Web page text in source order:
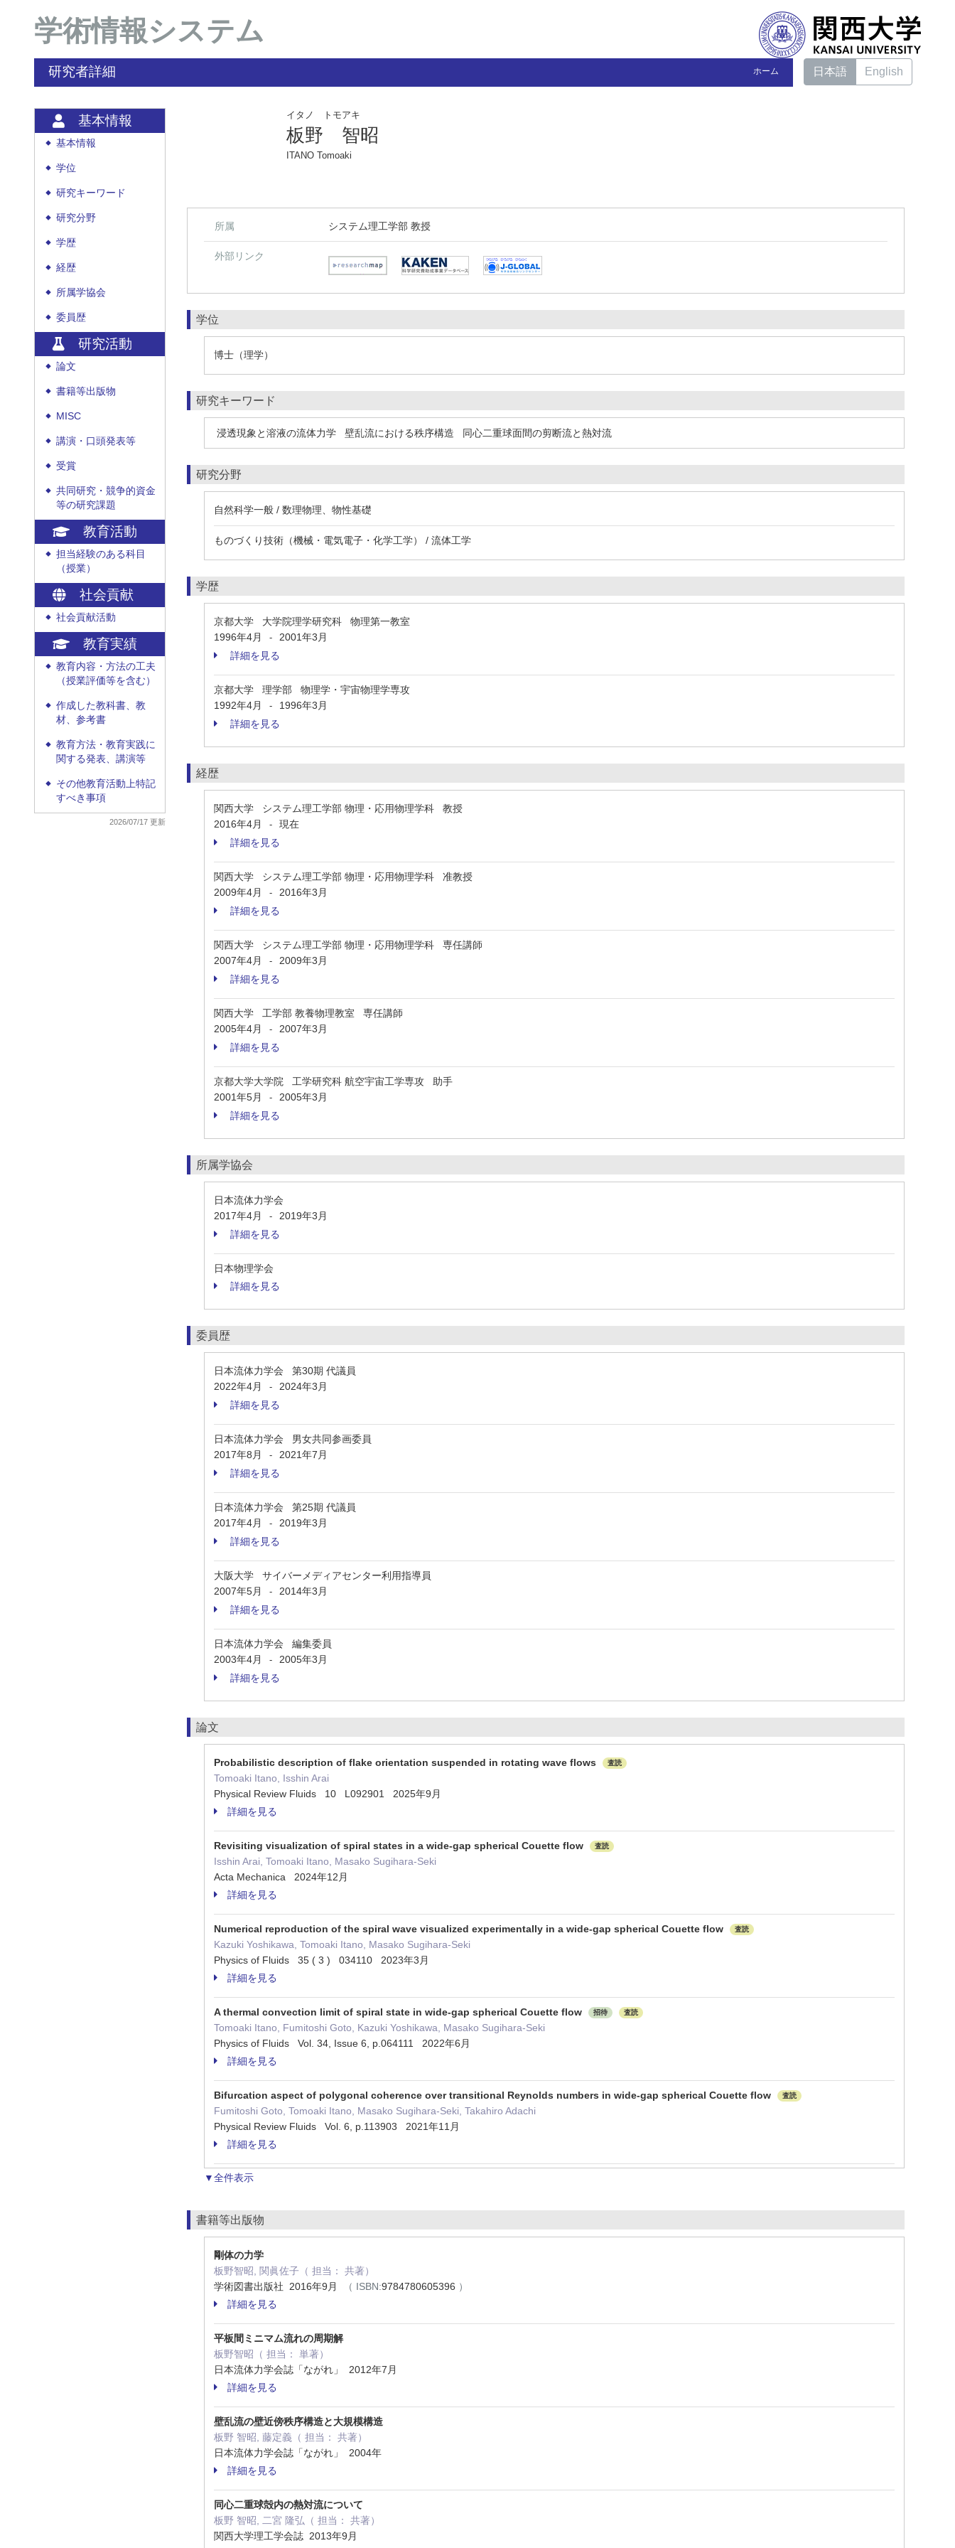
学術情報システム
研究者詳細 ホーム 日本語 English
基本情報
◆ 基本情報
◆ 学位
◆ 研究キーワード
◆ 研究分野
◆ 学歴
◆ 経歴
◆ 所属学協会
◆ 委員歴
研究活動
◆ 論文
◆ 書籍等出版物
◆ MISC
◆ 講演・口頭発表等
◆ 受賞
◆
共同研究・競争的資金
等の研究課題
教育活動
◆
担当経験のある科目
（授業）
社会貢献
◆ 社会貢献活動
教育実績
◆
教育内容・方法の工夫
（授業評価等を含む）
◆
作成した教科書、教
材、参考書
◆
教育方法・教育実践に
関する発表、講演等
◆
その他教育活動上特記
すべき事項
2026/07/17 更新
イタノ トモアキ
板野 智昭
ITANO Tomoaki
所属 システム理工学部 教授
外部リンク
学位
博士（理学）
研究キーワード
浸透現象と溶液の流体力学 壁乱流における秩序構造 同心二重球面間の剪断流と熱対流
研究分野
自然科学一般 / 数理物理、物性基礎
ものづくり技術（機械・電気電子・化学工学） / 流体工学
学歴
京都大学 大学院理学研究科 物理第一教室
1996年4月
-
2001年3月
詳細を見る
京都大学 理学部 物理学・宇宙物理学専攻
1992年4月
-
1996年3月
詳細を見る
経歴
関西大学 システム理工学部 物理・応用物理学科 教授
2016年4月
-
現在
詳細を見る
関西大学 システム理工学部 物理・応用物理学科 准教授
2009年4月
-
2016年3月
詳細を見る
関西大学 システム理工学部 物理・応用物理学科 専任講師
2007年4月
-
2009年3月
詳細を見る
関西大学 工学部 教養物理教室 専任講師
2005年4月
-
2007年3月
詳細を見る
京都大学大学院 工学研究科 航空宇宙工学専攻 助手
2001年5月
-
2005年3月
詳細を見る
所属学協会
日本流体力学会
2017年4月
-
2019年3月
詳細を見る
日本物理学会
詳細を見る
委員歴
日本流体力学会 第30期 代議員
2022年4月
-
2024年3月
詳細を見る
日本流体力学会 男女共同参画委員
2017年8月
-
2021年7月
詳細を見る
日本流体力学会 第25期 代議員
2017年4月
-
2019年3月
詳細を見る
大阪大学 サイバーメディアセンター利用指導員
2007年5月
-
2014年3月
詳細を見る
日本流体力学会 編集委員
2003年4月
-
2005年3月
詳細を見る
論文
Probabilistic description of flake orientation suspended in rotating wave flows 査読
Tomoaki Itano, Isshin Arai
Physical Review Fluids 10 L092901 2025年9月
詳細を見る
Revisiting visualization of spiral states in a wide-gap spherical Couette flow 査読
Isshin Arai, Tomoaki Itano, Masako Sugihara-Seki
Acta Mechanica 2024年12月
詳細を見る
Numerical reproduction of the spiral wave visualized experimentally in a wide-gap spherical Couette flow 査読
Kazuki Yoshikawa, Tomoaki Itano, Masako Sugihara-Seki
Physics of Fluids 35 ( 3 ) 034110 2023年3月
詳細を見る
A thermal convection limit of spiral state in wide-gap spherical Couette flow 招待 査読
Tomoaki Itano, Fumitoshi Goto, Kazuki Yoshikawa, Masako Sugihara-Seki
Physics of Fluids Vol. 34, Issue 6, p.064111 2022年6月
詳細を見る
Bifurcation aspect of polygonal coherence over transitional Reynolds numbers in wide-gap spherical Couette flow 査読
Fumitoshi Goto, Tomoaki Itano, Masako Sugihara-Seki, Takahiro Adachi
Physical Review Fluids Vol. 6, p.113903 2021年11月
詳細を見る
▼全件表示
書籍等出版物
剛体の力学
板野智昭, 関眞佐子（ 担当： 共著）
学術図書出版社 2016年9月
（ ISBN:9784780605396 ）
詳細を見る
平板間ミニマム流れの周期解
板野智昭（ 担当： 単著）
日本流体力学会誌「ながれ」 2012年7月
詳細を見る
壁乱流の壁近傍秩序構造と大規模構造
板野 智昭, 藤定義（ 担当： 共著）
日本流体力学会誌「ながれ」 2004年
詳細を見る
同心二重球殻内の熱対流について
板野 智昭, 二宮 隆弘（ 担当： 共著）
関西大学理工学会誌 2013年9月